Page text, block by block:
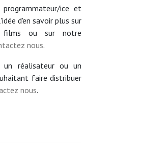
ice et
d'en savoir plus sur
ou sur notre
nous.
réalisateur ou un
faire distribuer
nous.